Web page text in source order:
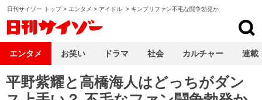
日刊サイゾー トップ> エンタメ > アイドル > キンプリファン不毛な闘争勃発か
平野紫耀と高橋海人はどっちがダン
エンタメ お笑い ドラマ 社会 カルチャー 連載